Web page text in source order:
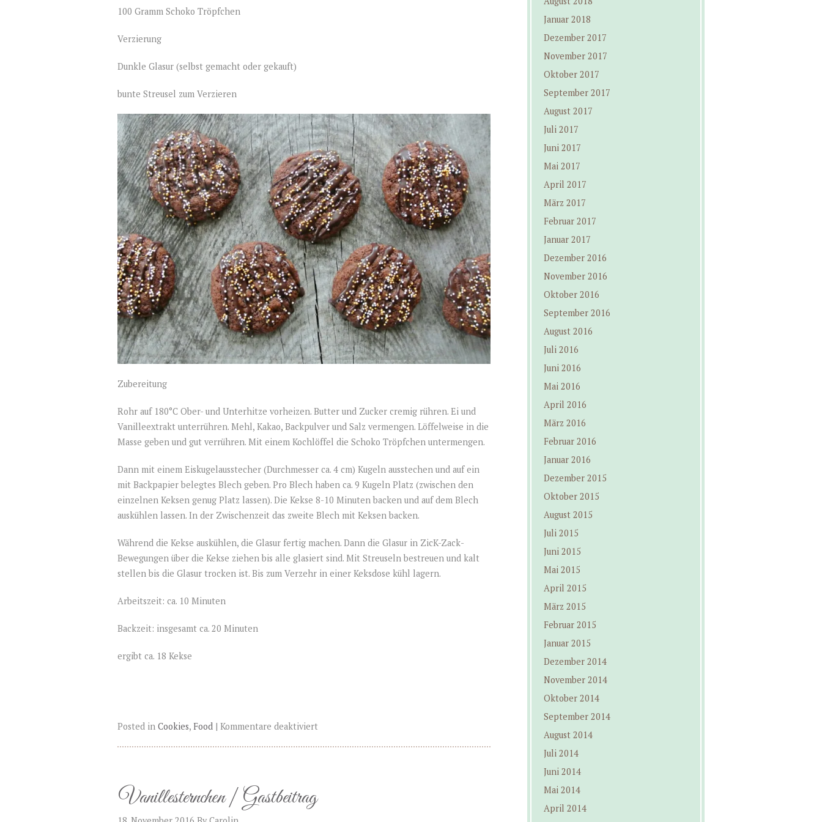
100 Gramm Schoko Tröpfchen
Verzierung
Dunkle Glasur (selbst gemacht oder gekauft)
bunte Streusel zum Verzieren
Zubereitung
Rohr auf 180°C Ober- und Unterhitze vorheizen. Butter und Zucker cremig rühren. Ei und
Vanilleextrakt unterrühren. Mehl, Kakao, Backpulver und Salz vermengen. Löffelweise in die
Masse geben und gut verrühren. Mit einem Kochlöffel die Schoko Tröpfchen untermengen.
Dann mit einem Eiskugelausstecher (Durchmesser ca. 4 cm) Kugeln ausstechen und auf ein
mit Backpapier belegtes Blech geben. Pro Blech haben ca. 9 Kugeln Platz (zwischen den
einzelnen Keksen genug Platz lassen). Die Kekse 8-10 Minuten backen und auf dem Blech
auskühlen lassen. In der Zwischenzeit das zweite Blech mit Keksen backen.
Während die Kekse auskühlen, die Glasur fertig machen. Dann die Glasur in ZicK-Zack-
Bewegungen über die Kekse ziehen bis alle glasiert sind. Mit Streuseln bestreuen und kalt
stellen bis die Glasur trocken ist. Bis zum Verzehr in einer Keksdose kühl lagern.
Arbeitszeit: ca. 10 Minuten
Backzeit: insgesamt ca. 20 Minuten
ergibt ca. 18 Kekse
Posted in Cookies, Food | Kommentare deaktiviert
Vanillesternchen | Gastbeitrag
Januar 2018
Dezember 2017
November 2017
Oktober 2017
September 2017
August 2017
Juli 2017
Juni 2017
Mai 2017
April 2017
März 2017
Februar 2017
Januar 2017
Dezember 2016
November 2016
Oktober 2016
September 2016
August 2016
Juli 2016
Juni 2016
Mai 2016
April 2016
März 2016
Februar 2016
Januar 2016
Dezember 2015
Oktober 2015
August 2015
Juli 2015
Juni 2015
Mai 2015
April 2015
März 2015
Februar 2015
Januar 2015
Dezember 2014
November 2014
Oktober 2014
September 2014
August 2014
Juli 2014
Juni 2014
Mai 2014
April 2014